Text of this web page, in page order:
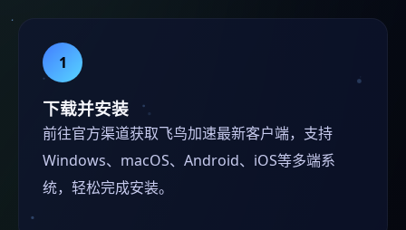
1
下载并安装
前往官方渠道获取飞鸟加速最新客户端，支持
Windows、macOS、Android、iOS等多端系
统，轻松完成安装。